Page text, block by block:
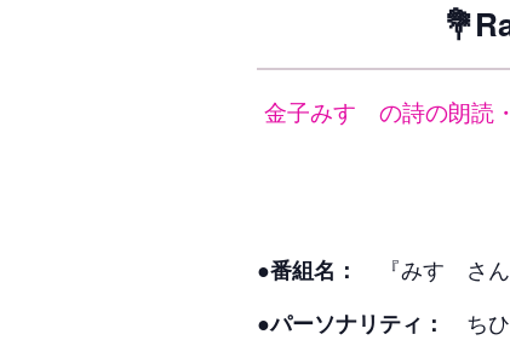
金子みすゞの詩の朗読
●番組名： 『みすゞ
●パーソナリティ：
ち